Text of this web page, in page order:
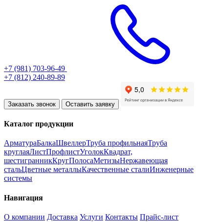
+7 (981) 703-96-49
+7 (812) 240-89-89
Заказать звонок Оставить заявку
Каталог продукции
АрматураБалкаШвеллерТруба профильнаяТруба
круглаяЛистПрофлистУголокКвадрат,
шестигранникКругПолосаМетизыНержавеющая
стальЦветные металлыКачественные сталиИнженерные
системы
Навигация
О компании Доставка Услуги Контакты Прайс-лист